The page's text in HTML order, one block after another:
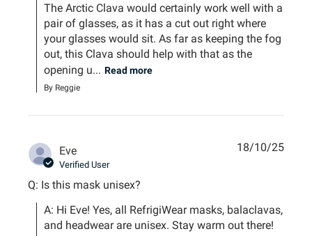
The Arctic Clava would certainly work well with a
pair of glasses, as it has a cut out right where
your glasses would sit. As far as keeping the fog
out, this Clava should help with that as the
opening u... Read more
By Reggie
Eve
Verified User
Q: Is this mask unisex?
A: Hi Eve! Yes, all RefrigiWear masks, balaclavas,
and headwear are unisex. Stay warm out there!
18/10/25